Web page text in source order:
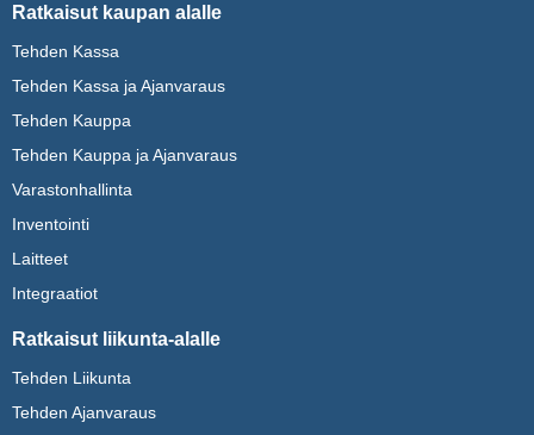
Ratkaisut kaupan alalle
Tehden Kassa
Tehden Kassa ja Ajanvaraus
Tehden Kauppa
Tehden Kauppa ja Ajanvaraus
Varastonhallinta
Inventointi
Laitteet
Integraatiot
Ratkaisut liikunta-alalle
Tehden Liikunta
Tehden Ajanvaraus